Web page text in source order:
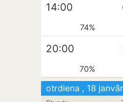
14:00
74%
20:00
70%
otrdiena , 18